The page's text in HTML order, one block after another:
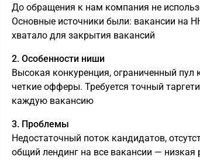
До обращения к нам компания не
Основные источники были: вакансии на
хватало для закрытия вакансий
2. Особенности ниши
Высокая конкуренция, ограниченный
четкие офферы. Требуется точный
каждую вакансию
3. Проблемы
Недостаточный поток кандидатов,
общий лендинг на все вакансии — низкая